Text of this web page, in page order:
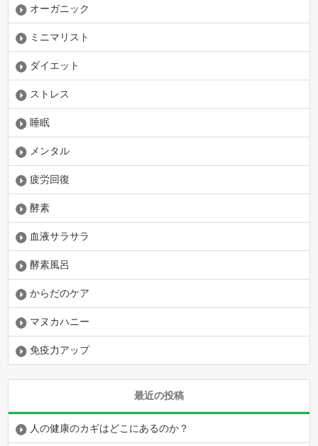
オーガニック
ミニマリスト
ダイエット
ストレス
睡眠
メンタル
疲労回復
酵素
血液サラサラ
酵素風呂
からだのケア
マヌカハニー
免疫力アップ
最近の投稿
人の健康のカギはどこにあるのか？